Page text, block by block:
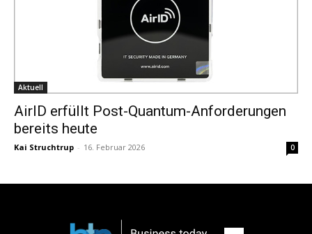
Aktuell
AirID erfüllt Post-Quantum-Anforderungen
bereits heute
Kai Struchtrup - 16. Februar 2026 0